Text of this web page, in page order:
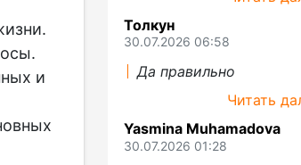
и
Толкун
30.07.2026 06:58
Да правильно
Читать
Yasmina Muhamadova
30.07.2026 01:28